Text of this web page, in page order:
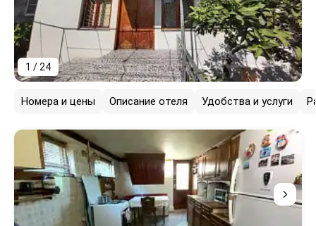
1 / 24
Номера и цены Описание отеля Удобства и услуги